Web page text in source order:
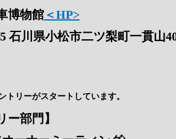
博物館＜HP>
石川県小松市二ツ梨町一貫山
トリーがスタートしています。
ー部門】